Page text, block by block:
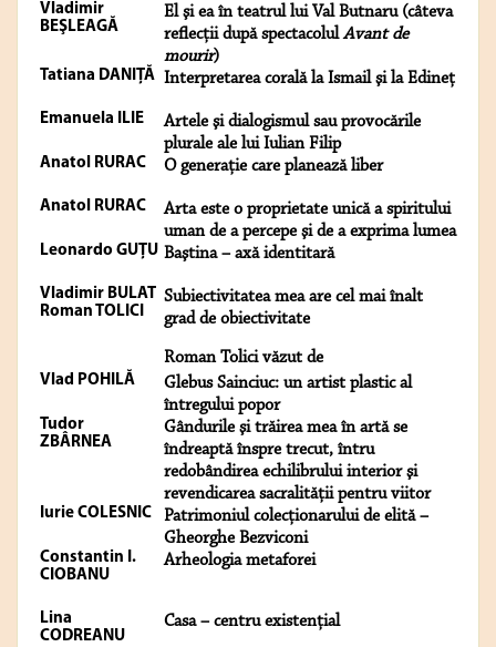
Vladimir
BEŞLEAGĂ
El şi ea în teatrul lui Val Butnaru (câteva
reflecţii după spectacolulAvant de
mourir)
Tatiana DANIŢĂ Interpretarea corală la Ismail şi la Edineţ
Emanuela ILIE
Artele şi dialogismul sau provocările
plurale ale lui Iulian Filip
Anatol RURAC O generaţie care planează liber
Anatol RURAC
Arta este o proprietate unică a spiritului
uman de a percepe şi de a exprima lumea
Leonardo GUŢU Baştina – axă identitară
Vladimir BULAT
Roman TOLICI
Subiectivitatea mea are cel mai înalt
grad de obiectivitate
Roman Tolici văzut de
Vlad POHILĂ
Glebus Sainciuc: un artist plastic al
întregului popor
Tudor
ZBÂRNEA
Gândurile şi trăirea mea în artă se
îndreaptă înspre trecut, întru
redobândirea echilibrului interior şi
revendicarea sacralităţii pentru viitor
Iurie COLESNIC
Patrimoniul colecţionarului de elită –
Gheorghe Bezviconi
Constantin I.
CIOBANU
Arheologia metaforei
Lina
CODREANU
Casa – centru existenţial